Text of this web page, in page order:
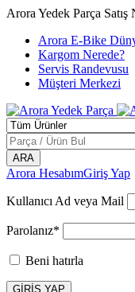
Arora Yedek Parça Satış
Arora E-Bike
Kargom Nerede?
Servis Randevusu
Müşteri Merkezi
Arora HesabımGiriş Yap
Kullanıcı Ad veya Mail
Parolanız*
Beni hatırla